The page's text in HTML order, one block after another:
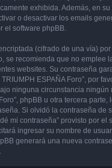
exhibida. Además, en su
o desactivar los emails
el software phpBB.
(cifrado de una vía) por
se recomienda que no emplee
websites. Su contraseña
ESPAÑA Foro”, por
ninguna circunstancia ningún
phpBB u otra tercera parte,
Si olvidó la contraseña de
mi contraseña” provisto por el
ingresar su nombre de
generará una nueva